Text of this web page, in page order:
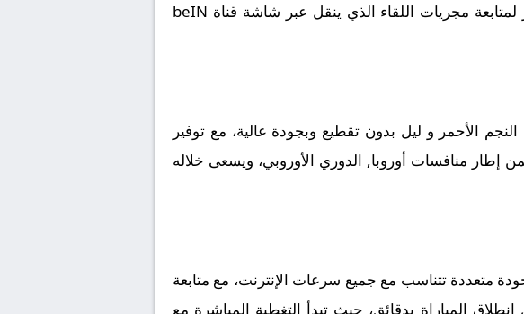
توقيت حاسم عند الساعة 19:45 بتوقيت مكة المكرمة، وسط ترقب جماهيري كبير لمتابعة مجريات اللقاء الذي ينقل عبر شاشة قناة beIN
الأحمر و ليل بدون تقطيع وبجودة عالية، مع توفير
إطار منافسات أوروبا, الدوري الأوروبي، ويسعى خلاله
متعددة تتناسب مع جميع سرعات الإنترنت، مع متابعة
المباراة بدقائق، حيث تبدأ التغطية المباشرة مع